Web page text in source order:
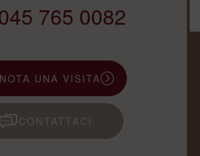
765 0082
UNA VISITA
CONTATTACI